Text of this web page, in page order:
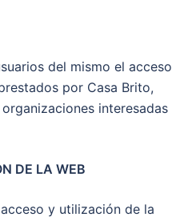
del mismo el acceso
por Casa Brito,
interesadas
DE LA WEB
y utilización de la